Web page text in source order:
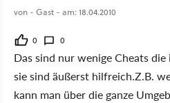
von - Gast - am: 18.04.2010
0 0
Das sind nur wenige Cheats
sie sind äußerst hilfreich.Z.B.
kann man über die ganze